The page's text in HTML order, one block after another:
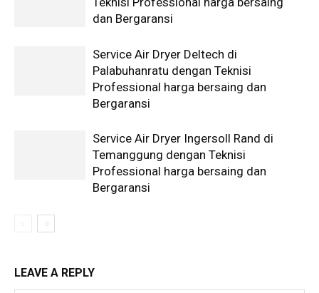
dan Bergaransi
Service Air Dryer Deltech di
Palabuhanratu dengan Teknisi
Professional harga bersaing dan
Bergaransi
Service Air Dryer Ingersoll Rand di
Temanggung dengan Teknisi
Professional harga bersaing dan
Bergaransi
LEAVE A REPLY